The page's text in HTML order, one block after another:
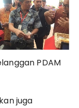
PDAM
juga